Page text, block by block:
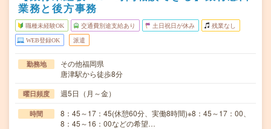
業務と後方事務
職種未経験OK 交通費別途支給あり 土日祝日が休み 残業なし
WEB登録OK 派遣
勤務地
その他福岡県
唐津駅から徒歩8分
曜日頻度 週5日（月～金）
時間
8：45～17：45(休憩60分、実働8時間)※8：45～17：00、
8：45～16：00などの希望…